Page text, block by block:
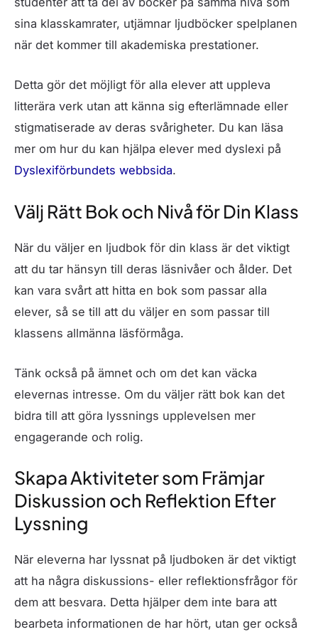
sina klasskamrater, utjämnar ljudböcker spelplanen
när det kommer till akademiska prestationer.
Detta gör det möjligt för alla elever att uppleva
litterära verk utan att känna sig efterlämnade eller
stigmatiserade av deras svårigheter. Du kan läsa
mer om hur du kan hjälpa elever med dyslexi på
Dyslexiförbundets webbsida.
Välj Rätt Bok och Nivå för Din Klass
När du väljer en ljudbok för din klass är det viktigt
att du tar hänsyn till deras läsnivåer och ålder. Det
kan vara svårt att hitta en bok som passar alla
elever, så se till att du väljer en som passar till
klassens allmänna läsförmåga.
Tänk också på ämnet och om det kan väcka
elevernas intresse. Om du väljer rätt bok kan det
bidra till att göra lyssnings upplevelsen mer
engagerande och rolig.
Skapa Aktiviteter som Främjar
Diskussion och Reflektion Efter
Lyssning
När eleverna har lyssnat på ljudboken är det viktigt
att ha några diskussions- eller reflektionsfrågor för
dem att besvara. Detta hjälper dem inte bara att
bearbeta informationen de har hört, utan ger också